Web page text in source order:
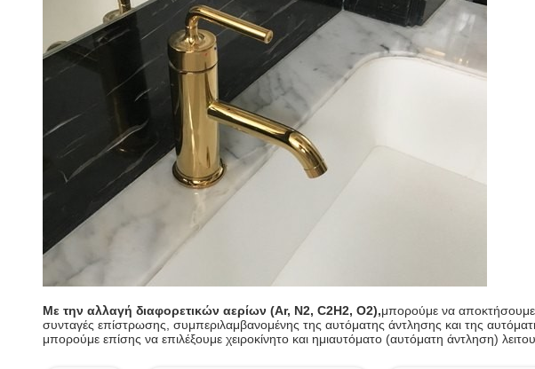
Με την αλλαγή διαφορετικών αερίων (Ar, N2, C2H2, O2),μπορούμε να
συνταγές επίστρωσης, συμπεριλαμβανομένης της αυτόματης άντλησης και της
μπορούμε επίσης να επιλέξουμε χειροκίνητο και ημιαυτόματο (αυτόματη άντληση)